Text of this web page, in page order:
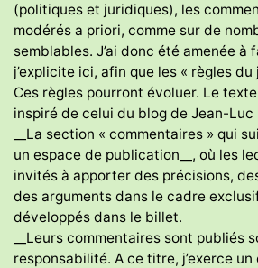
(politiques et juridiques), les
modérés a priori, comme sur de
semblables. J’ai donc été amenée à
j’explicite ici, afin que les « règles
Ces règles pourront évoluer. Le
inspiré de celui du blog de Jean-Luc
__La section « commentaires » qui
un espace de publication__, où les
invités à apporter des précisions,
des arguments dans le cadre
développés dans le billet.
__Leurs commentaires sont publiés
responsabilité. A ce titre, j’exerce